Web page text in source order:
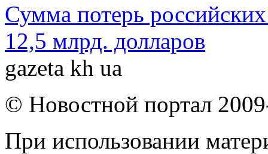
Сумма потерь
12,5 млрд. долларов
gazeta kh ua
© Новостной портал
При использовании